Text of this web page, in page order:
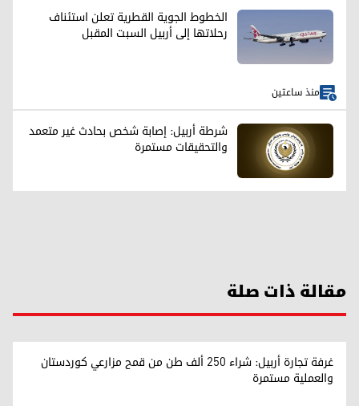
الخطوط الجوية القطرية تعلن استئناف
رحلاتها إلى أربيل السبت المقبل
منذ ساعتين
شرطة أربيل: إصابة شخص بحادث غير متعمد
والتحقيقات مستمرة
مقالة ذات صلة
غرفة تجارة أربيل: شراء 250 ألف طن من قمح مزارعي كوردستان
والعملية مستمرة